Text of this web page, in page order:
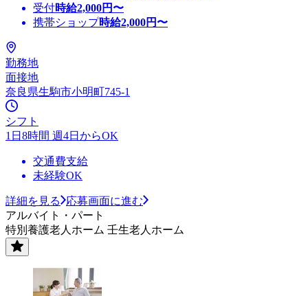
受付時給2,000円〜
携帯ショップ時給2,000円〜
勤務地
面接地
奈良県生駒市小明町745-1
シフト
1日8時間 週4日からOK
交通費支給
未経験OK
詳細を見る
応募画面に進む
アルバイト・パート
特別養護老人ホーム 壬生老人ホーム